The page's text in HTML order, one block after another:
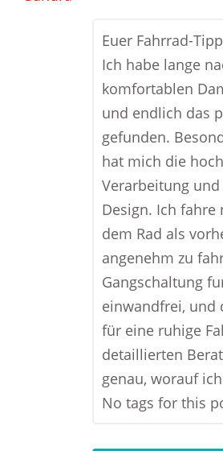
Euer Fahrrad-
Ich habe lange
komfortablen
und endlich das
gefunden.
hat mich die
Verarbeitung
Design. Ich
dem Rad als
angenehm zu
Gangschaltung
einwandfrei, und
für eine ruhige
detaillierten
genau, worauf
No tags for this